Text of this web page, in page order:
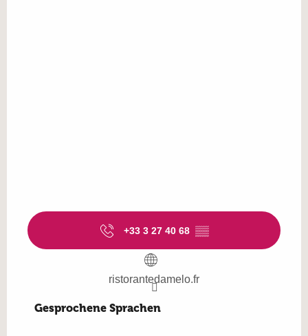
+33 3 27 40 68 ▒▒
ristorantedamelo.fr
Gesprochene Sprachen
Gesprochene Sprachen